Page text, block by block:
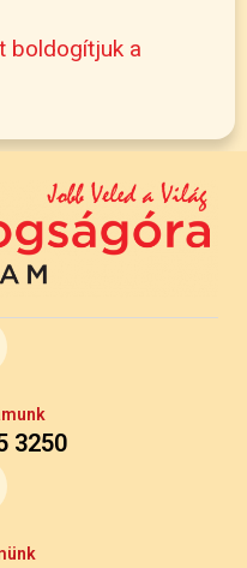
boldogítjuk a
3250